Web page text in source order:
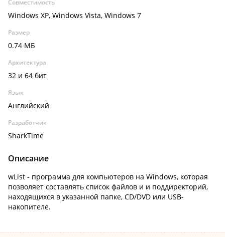
Совместимость
Windows XP, Windows Vista, Windows 7
Размер
0.74 МБ
Архитектура
32 и 64 бит
Язык
Английский
Разработчик
SharkTime
Описание
wList - программа для компьютеров на Windows, которая
позволяет составлять список файлов и и поддиректорий,
находящихся в указанной папке, CD/DVD или USB-
накопителе.